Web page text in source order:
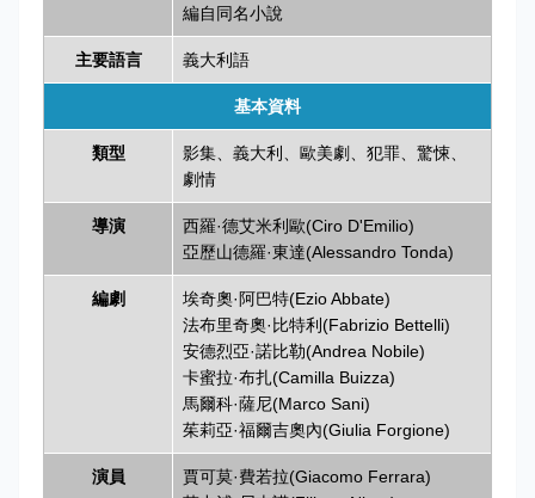
編自同名小說
主要語言 義大利語
基本資料
類型 影集、義大利、歐美劇、犯罪、驚悚
劇情
導演
西羅·德艾米利歐(Ciro D'Emilio)
亞歷山德羅·東達(Alessandro Tonda)
編劇
埃奇奧·阿巴特(Ezio Abbate)
法布里奇奧·比特利(Fabrizio Bettelli)
安德烈亞·諾比勒(Andrea Nobile)
卡蜜拉·布扎(Camilla Buizza)
馬爾科·薩尼(Marco Sani)
茱莉亞·福爾吉奧內(Giulia Forgione)
演員
賈可莫·費若拉(Giacomo Ferrara)